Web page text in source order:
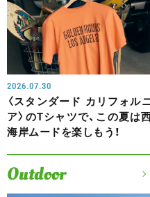
2026.07.30
〈スタンダード カリフォル
ア〉のTシャツで、この夏は
海岸ムードを楽しもう！
Outdoor